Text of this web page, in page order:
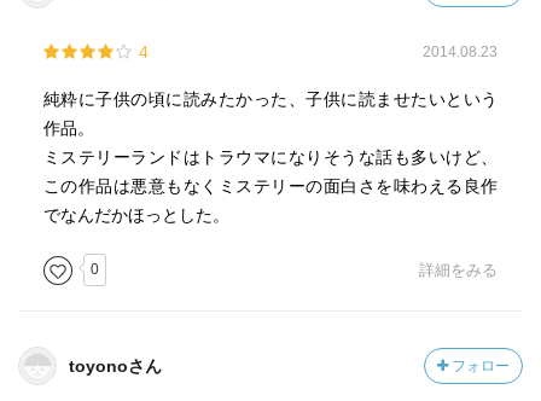
4 2014.08.23
純粋に子供の頃に読みたかった、子供に読ませたいという
作品。
ミステリーランドはトラウマになりそうな話も多いけど、
この作品は悪意もなくミステリーの面白さを味わえる良作
でなんだかほっとした。
0 詳細をみる
toyonoさん フォロー